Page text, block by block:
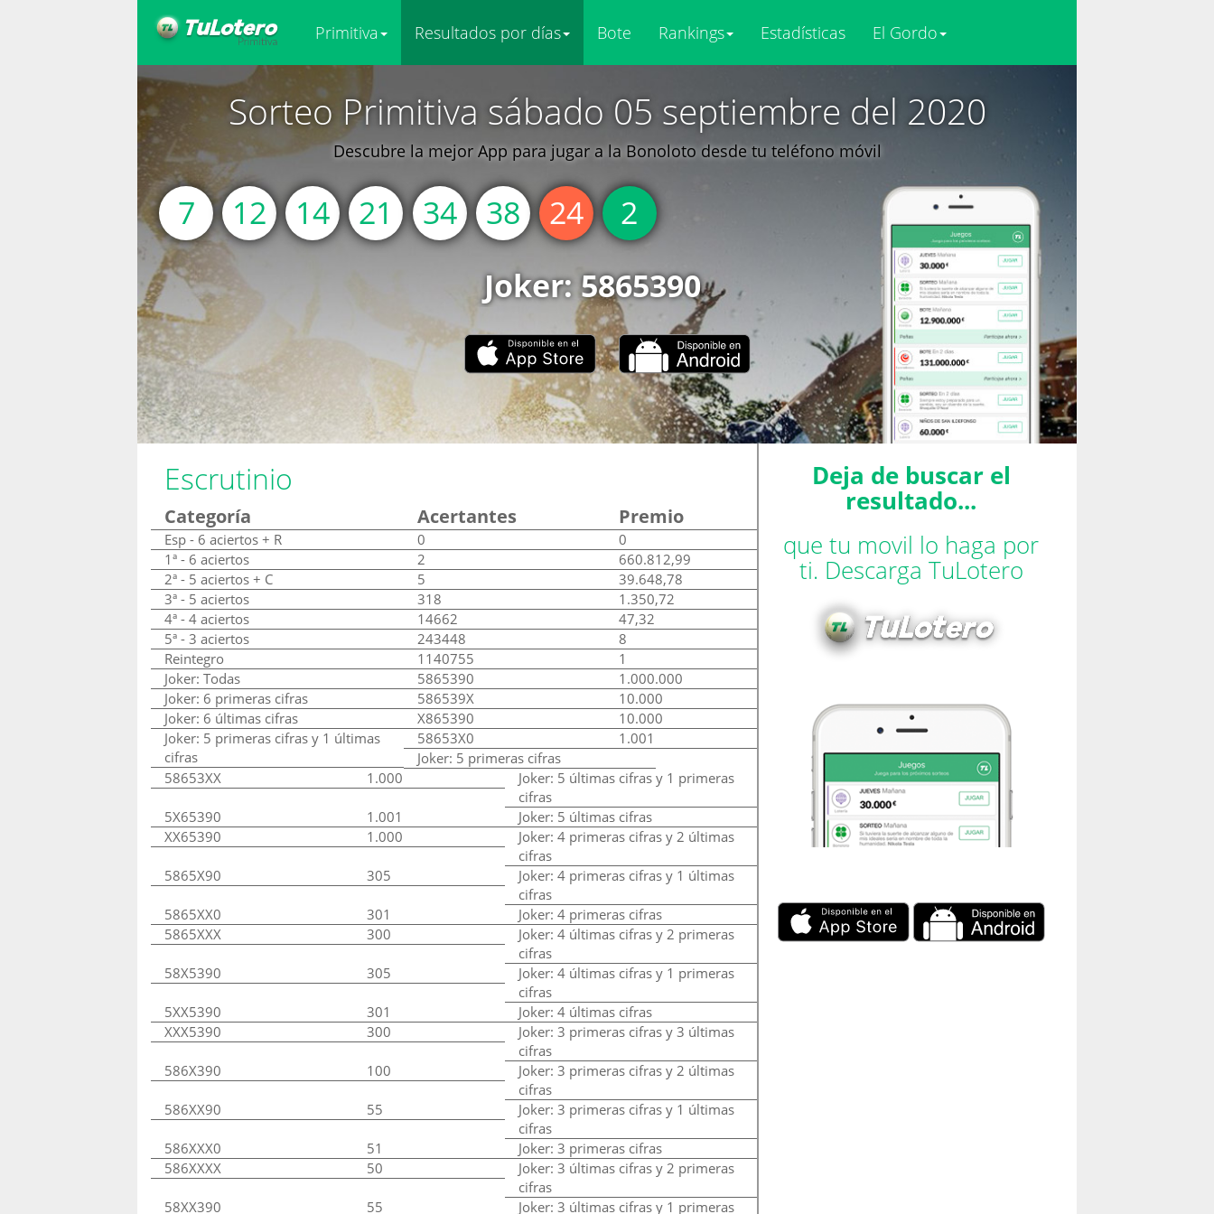
Primitiva Resultados por días Bote Rankings Estadísticas El Gordo
Sorteo Primitiva sábado 05 septiembre del 2020
Descubre la mejor App para jugar a la Bonoloto desde tu teléfono móvil
7 12 14 21 34 38 24
2
Joker: 5865390
Escrutinio
Categoría Acertantes Premio
Esp - 6 aciertos + R 0
0
1ª - 6 aciertos
2
660.812,99
2ª - 5 aciertos + C
5
39.648,78
3ª - 5 aciertos
318
1.350,72
4ª - 4 aciertos
14662
47,32
5ª - 3 aciertos
243448
8
Reintegro
1140755
1
Joker: Todas
5865390
1.000.000
Joker: 6 primeras cifras
586539X
10.000
Joker: 6 últimas cifras
X865390
10.000
Joker: 5 primeras cifras y 1 últimas
cifras
58653X0
1.001
Joker: 5 primeras cifras
58653XX
1.000
Joker: 5 últimas cifras y 1 primeras
cifras
5X65390
1.001
Joker: 5 últimas cifras
XX65390
1.000
Joker: 4 primeras cifras y 2 últimas
cifras
5865X90
305
Joker: 4 primeras cifras y 1 últimas
cifras
5865XX0
301
Joker: 4 primeras cifras
5865XXX
300
Joker: 4 últimas cifras y 2 primeras
cifras
58X5390
305
Joker: 4 últimas cifras y 1 primeras
cifras
5XX5390
301
Joker: 4 últimas cifras
XXX5390
300
Joker: 3 primeras cifras y 3 últimas
cifras
586X390
100
Joker: 3 primeras cifras y 2 últimas
cifras
586XX90
55
Joker: 3 primeras cifras y 1 últimas
cifras
586XXX0
51
Joker: 3 primeras cifras
586XXXX
50
Joker: 3 últimas cifras y 2 primeras
cifras
58XX390
55 Joker: 3 últimas cifras y 1 primeras
Deja de buscar el
resultado...
que tu movil lo haga por
ti. Descarga TuLotero